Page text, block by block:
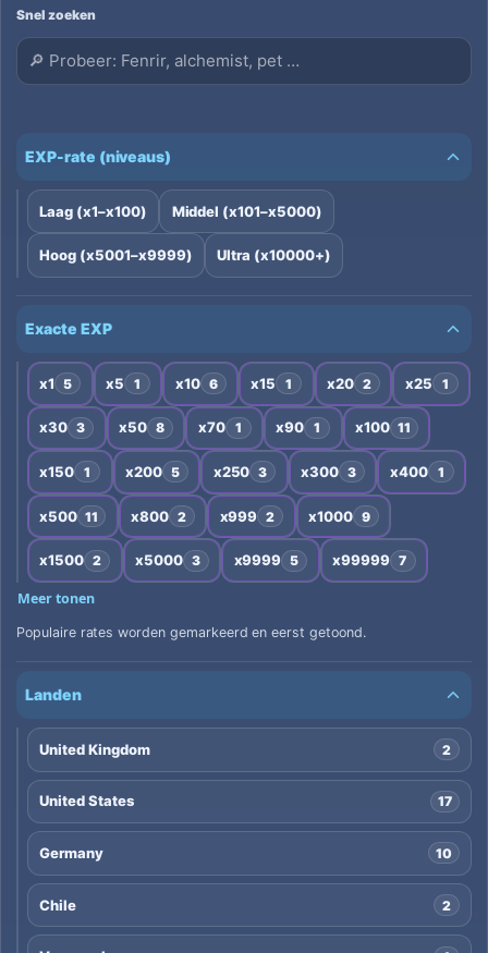
Snel zoeken
EXP-rate (niveaus)
Laag (x1–x100) Middel (x101–x5000)
Hoog (x5001–x9999) Ultra (x10000+)
Exacte EXP
x1 5 x5 1 x10 6 x15 1 x20 2 x25 1
x30 3 x50 8 x70 1 x90 1 x100 11
x150 1 x200 5 x250 3 x300 3 x400 1
x500 11 x800 2 x999 2 x1000 9
x1500 2 x5000 3 x9999 5 x99999 7
Meer tonen
Populaire rates worden gemarkeerd en eerst getoond.
Landen
United Kingdom 2
United States 17
Germany 10
Chile 2